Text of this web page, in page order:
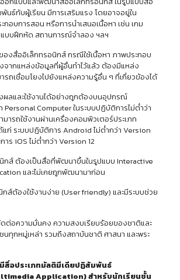
ธ์กับผู้เรียน มีการเสริมแรง โดยอาจอยู่ใน
อบการสอน หรือการนำเสนอเนื้อหา เช่น เกม
บบฝึกหัด สถานการณ์จำลอง ฯลฯ
องสื่ออิเล็กทรอนิกส์ กรณีใช้เนื้อหา ภาพประกอบ
จากแหล่งข้อมูลที่ผู้อื่นทำไว้แล้ว ต้องมีแหล่ง
รถเชื่อมโยงไปยังแหล่งความรู้อื่น ๆ ที่เกี่ยวข้องได้
งผลและใช้งานได้อย่างถูกต้องบนอุปกรณ์
Personal Computer ในระบบปฏิบัติการไม่ต่ำว่า
มารถใช้งานผ่านเครื่องคอมพิวเตอร์ประเภท
ก่ ระบบปฏิบัติการ Android ไม่ต่ำกว่า Version
าร iOS ไม่ต่ำกว่า Version 12
นิกส์ ต้องเป็นสื่อที่พัฒนาขึ้นในรูปแบบ Interactive
และไม่เคยถูกพัฒนามาก่อน
กส์ต้องใช้งานง่าย (User friendly) และมีระบบช่วย
ดต่อความมั่นคง ความสงบเรียบร้อยของชาติและ
นทุกหมู่เหล่า รวมถึงสถาบันชาติ ศาสนา และพระ
สื่อประเภทมัลติมีเดียปฏิสัมพันธ์
Application) สำหรับนักเรียนชั้น